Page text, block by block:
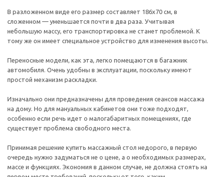
В разложенном виде его размер составляет 186х70 см, в
сложенном — уменьшается почти в два раза. Учитывая
небольшую массу, его транспортировка не станет проблемой. К
тому же он имеет специальное устройство для изменения высоты.
Переносные модели, как эта, легко помещаются в багажник
автомобиля. Очень удобны в эксплуатации, поскольку имеют
простой механизм раскладки.
Изначально они предназначены для проведения сеансов массажа
на дому. Но для мануальных кабинетов они тоже подходят,
особенно если речь идет о малогабаритных помещениях, где
существует проблема свободного места.
Принимая решение купить массажный стол недорого, в первую
очередь нужно задуматься не о цене, а о необходимых размерах,
массе и функциях. Экономия в данном случае, не должна стоять на